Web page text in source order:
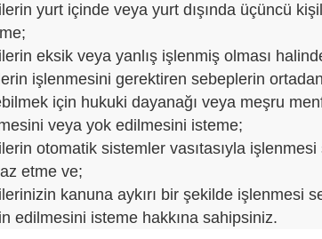
yurt içinde veya yurt dışında üçüncü
eksik veya yanlış işlenmiş olması
işlenmesini gerektiren sebeplerin
için hukuki dayanağı veya meşru
veya yok edilmesini isteme;
otomatik sistemler vasıtasıyla
etme ve;
kanuna aykırı bir şekilde işlenmesi
edilmesini isteme hakkına sahipsiniz.